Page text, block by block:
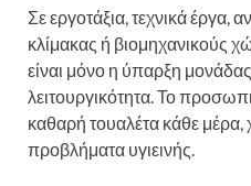
Σε εργοτάξια, τεχνικά έργα,
κλίμακας ή βιομηχανικούς
είναι μόνο η ύπαρξη
λειτουργικότητα. Το
καθαρή τουαλέτα κάθε μέρα,
προβλήματα υγιεινής.